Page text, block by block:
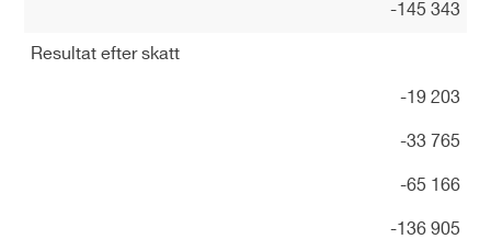
-145 343
Resultat efter skatt
-19 203
-33 765
-65 166
-136 905